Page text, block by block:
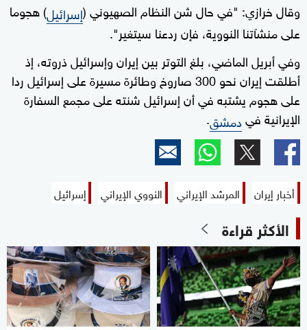
وقال خرازي: "في حال شن النظام الصهيوني (إسرائيل) هجوما
على منشآتنا النووية، فإن ردعنا سيتغير".
وفي أبريل الماضي، بلغ التوتر بين إيران وإسرائيل ذروته، إذ
أطلقت إيران نحو 300 صاروخ وطائرة مسيرة على إسرائيل ردا
على هجوم يشتبه في أن إسرائيل شنته على مجمع السفارة
الإيرانية فيدمشق.
أخبار إيران المرشد الإيراني النووي الإيراني إسرائيل
الأكثر قراءة